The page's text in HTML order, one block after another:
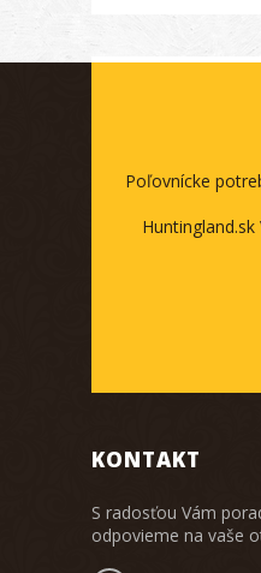
Poľovnícke
KONTAKT
S radosťou Vám
odpovieme na vaše